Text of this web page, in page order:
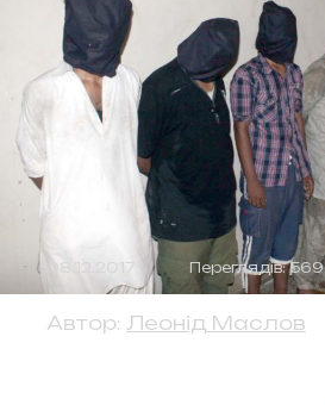
08.12.2017 Переглядів: 569
Автор: Леонід Маслов